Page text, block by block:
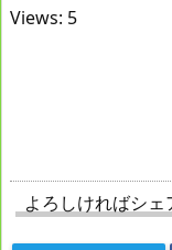
Views: 5
よろしければシ